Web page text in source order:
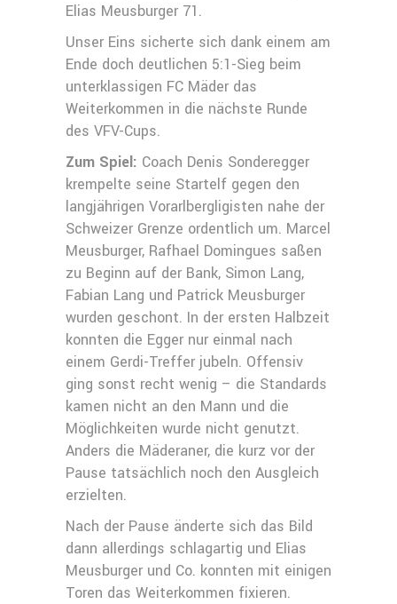
Elias Meusburger 71.
Unser Eins sicherte sich dank einem am
Ende doch deutlichen 5:1-Sieg beim
unterklassigen FC Mäder das
Weiterkommen in die nächste Runde
des VFV-Cups.
Zum Spiel: Coach Denis Sonderegger
krempelte seine Startelf gegen den
langjährigen Vorarlbergligisten nahe der
Schweizer Grenze ordentlich um. Marcel
Meusburger, Rafhael Domingues saßen
zu Beginn auf der Bank, Simon Lang,
Fabian Lang und Patrick Meusburger
wurden geschont. In der ersten Halbzeit
konnten die Egger nur einmal nach
einem Gerdi-Treffer jubeln. Offensiv
ging sonst recht wenig – die Standards
kamen nicht an den Mann und die
Möglichkeiten wurde nicht genutzt.
Anders die Mäderaner, die kurz vor der
Pause tatsächlich noch den Ausgleich
erzielten.
Nach der Pause änderte sich das Bild
dann allerdings schlagartig und Elias
Meusburger und Co. konnten mit einigen
Toren das Weiterkommen fixieren.